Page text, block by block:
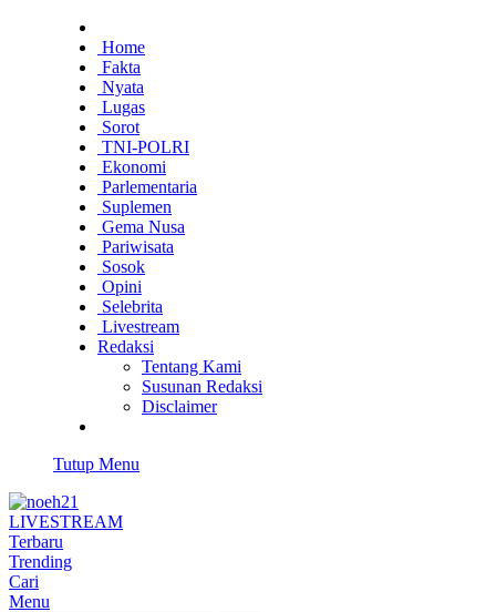
Home
Fakta
Nyata
Lugas
Sorot
TNI-POLRI
Ekonomi
Parlementaria
Suplemen
Gema Nusa
Pariwisata
Sosok
Opini
Selebrita
Livestream
Redaksi
Tentang Kami
Susunan Redaksi
Disclaimer
Tutup Menu
LIVESTREAM
Terbaru
Trending
Cari
Menu